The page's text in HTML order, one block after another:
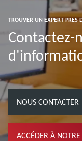
TROUVER UN EXPERT PRES
Contactez-
NOUS CONTACTER
ACCÉDER À